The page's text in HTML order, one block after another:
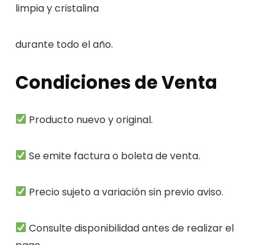
limpia y cristalina
durante todo el año.
Condiciones de Venta
Producto nuevo y original.
Se emite factura o boleta de venta.
Precio sujeto a variación sin previo aviso.
Consulte disponibilidad antes de realizar el